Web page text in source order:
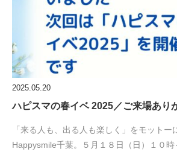
2025.05.20
ハピスマの春イベ 2025／ご来場あり
「来る人も、出る人も楽しく」をモットー
Happysmile千葉。５月１８日（日）１０